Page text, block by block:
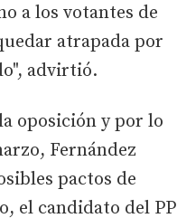
a los votantes de
atrapada por
advirtió.
oposición y por lo
Fernández
pactos de
el candidato del PP